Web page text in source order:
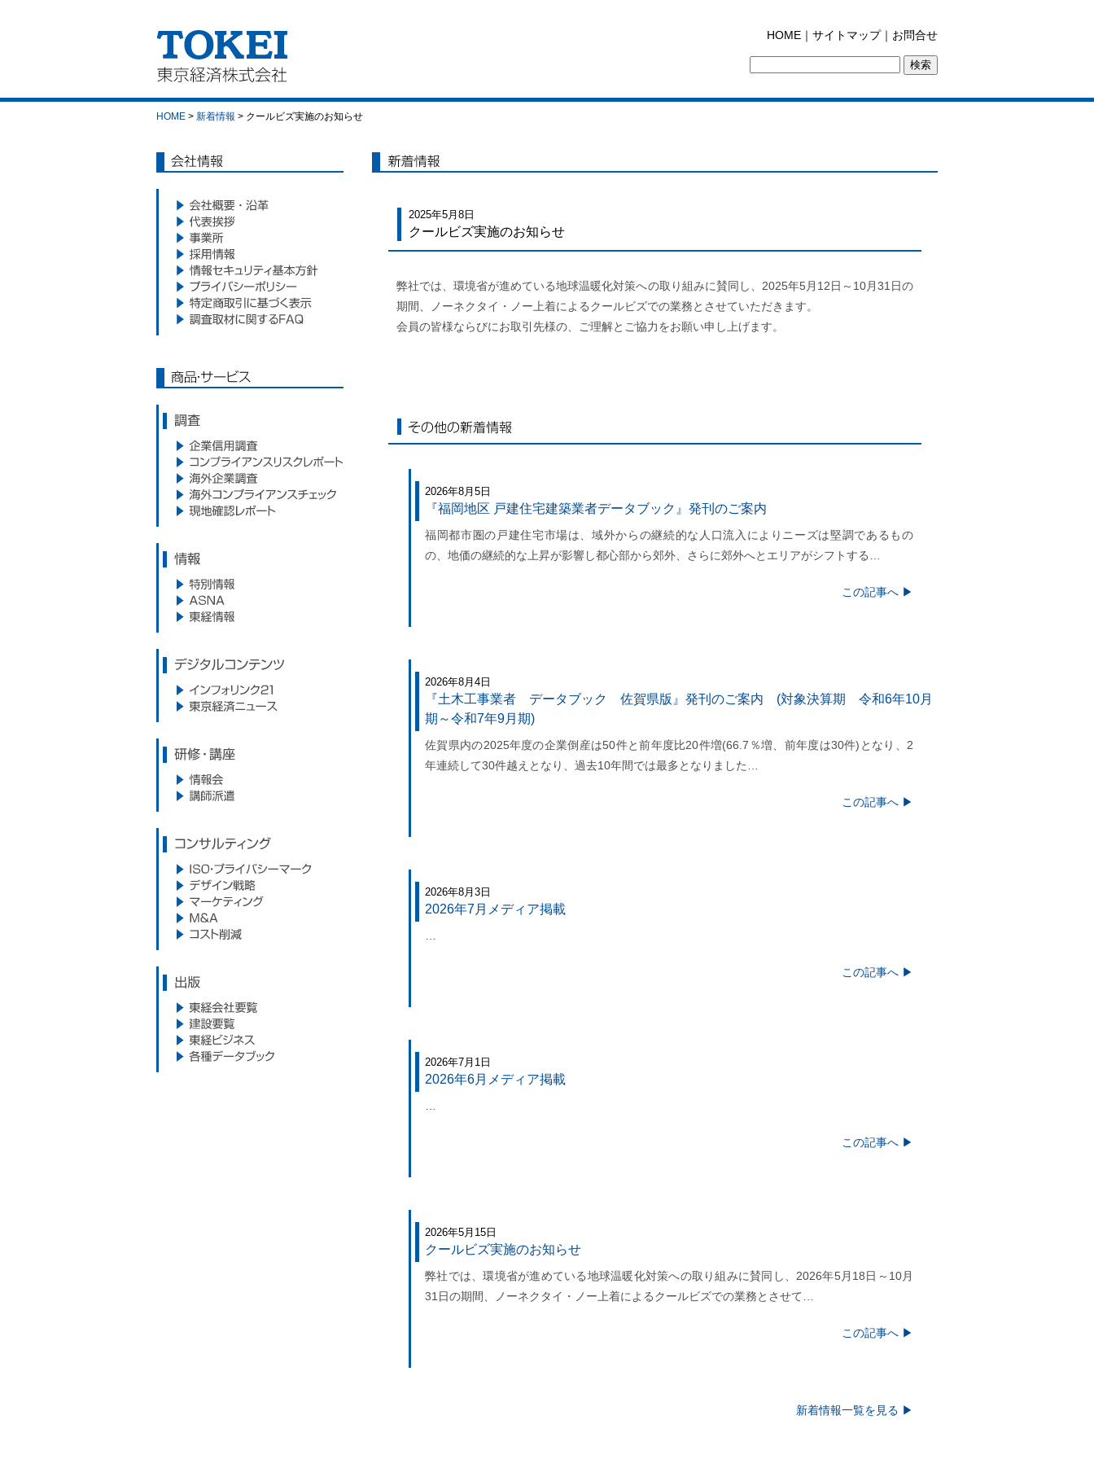
東京経済株式会社｜
TOKEI
HOME ｜ サイトマップ｜ お問合せ
HOME > 新着情報 > クールビズ実施のお知らせ
会社概要・沿革
代表挨拶
事業所
採用情報
情報セキュリティ基本方針
プライバシーポリシー
特定商取引に基づく表示
調査取材に関するFAQ
企業信用調査
コンプライアンスリスクレポー
海外企業調査
海外コンプライアンスサービス
現地確認レポート
特別情報
ASNA
東経情報
インフォリンク21
東京経済ニュース
研修・講座
情報会
講師派遣
コンサルティング
ISO・プライバシーマーク
デザイン戦略
マーケティング
M&A
コスト削減
東経会社要覧
建設要覧
東経ビジネス
各種データブック
2025年5月8日
クールビズ実施のお知らせ
弊社では、環境省が進めている地球温暖化対策への取り組みに賛同し、2025年5月12日～10月31日の
期間、ノーネクタイ・ノー上着によるクールビズでの業務とさせていただきます。
会員の皆様ならびにお取引先様の、ご理解とご協力をお願い申し上げます。
2026年8月5日
『福岡地区 戸建住宅建築業者データブック』発刊のご案内
福岡都市圏の戸建住宅市場は、域外からの継続的な人口流入によりニーズは堅調であるもの
の、地価の継続的な上昇が影響し都心部から郊外、さらに郊外へとエリアがシフトする…
この記事へ ▶
2026年8月4日
『土木工事業者 データブック 佐賀県版』発刊のご案内 (対象決算期 令和6年10月
期～令和7年9月期)
佐賀県内の2025年度の企業倒産は50件と前年度比20件増(66.7％増、前年度は30件)となり、2
年連続して30件越えとなり、過去10年間では最多となりました…
この記事へ ▶
2026年8月3日
2026年7月メディア掲載
この記事へ ▶
2026年7月1日
2026年6月メディア掲載
この記事へ ▶
2026年5月15日
クールビズ実施のお知らせ
弊社では、環境省が進めている地球温暖化対策への取り組みに賛同し、2026年5月18日～10月
31日の期間、ノーネクタイ・ノー上着によるクールビズでの業務とさせて…
この記事へ ▶
新着情報一覧を見る ▶